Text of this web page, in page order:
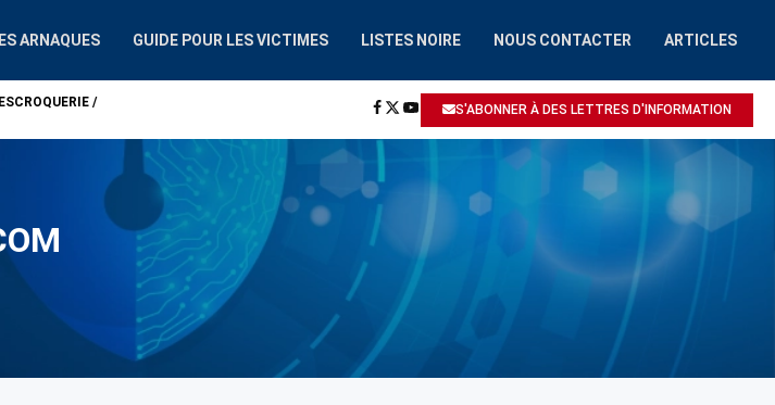
ARNAQUES GUIDE POUR LES VICTIMES LISTES NOIRE NOUS CONTACTER ARTICLES
/
ALPHAAIROBOT.COMA ÉTÉ SIGNALÉ: ESCROQUERIE / ARNAQUE
S'ABONNER À DES LETTRES D'INFORMATION